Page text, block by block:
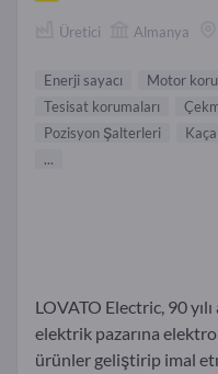
Üretici Almanya
Enerji sayacı
Motor
Tesisat korumaları
Pozisyon Şalterleri
...
LOVATO Electric, 90
elektrik pazarına
ürünler geliştirip imal